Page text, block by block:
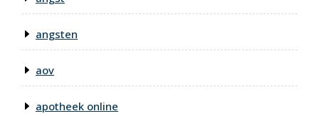
angsten
aov
apotheek online